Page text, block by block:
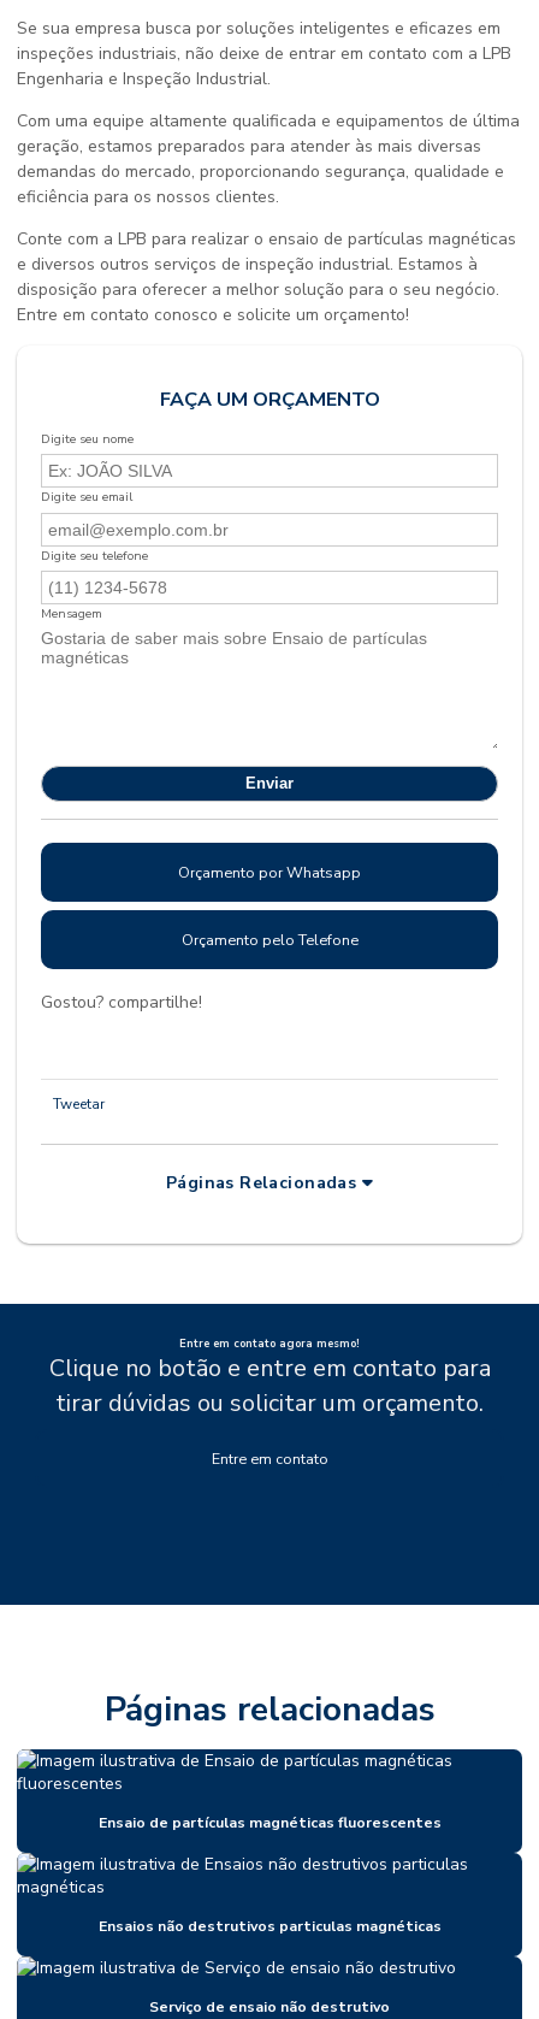
Se sua empresa busca por soluções inteligentes e eficazes em
inspeções industriais, não deixe de entrar em contato com a LPB
Engenharia e Inspeção Industrial.
Com uma equipe altamente qualificada e equipamentos de última
geração, estamos preparados para atender às mais diversas
demandas do mercado, proporcionando segurança, qualidade e
eficiência para os nossos clientes.
Conte com a LPB para realizar o ensaio de partículas magnéticas
e diversos outros serviços de inspeção industrial. Estamos à
disposição para oferecer a melhor solução para o seu negócio.
Entre em contato conosco e solicite um orçamento!
FAÇA UM ORÇAMENTO
Digite seu nome
Digite seu email
Digite seu telefone
Mensagem
Orçamento por Whatsapp
Orçamento pelo Telefone
Gostou? compartilhe!
Tweetar
Páginas Relacionadas
Entre em contato agora mesmo!
Clique no botão e entre em contato para
tirar dúvidas ou solicitar um orçamento.
Entre em contato
Páginas relacionadas
Ensaio de partículas magnéticas fluorescentes
Ensaios não destrutivos particulas magnéticas
Serviço de ensaio não destrutivo